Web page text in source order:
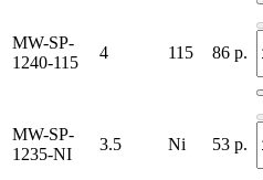
MW-SP-
1240-115
4 115 86 р.
MW-SP-
1235-NI
3.5 Ni 53 р.